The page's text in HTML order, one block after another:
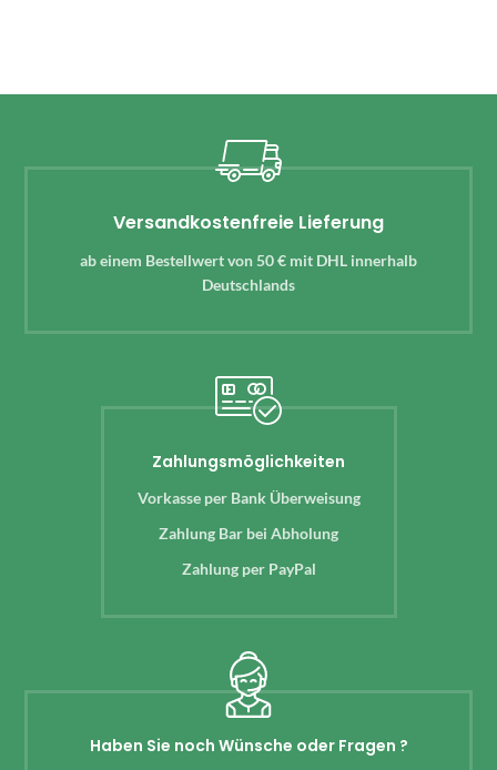
Versandkostenfreie Lieferung
ab einem Bestellwert von 50 € mit DHL innerhalb
Deutschlands
Zahlungsmöglichkeiten
Vorkasse per Bank Überweisung
Zahlung Bar bei Abholung
Zahlung per PayPal
Haben Sie noch Wünsche oder Fragen ?